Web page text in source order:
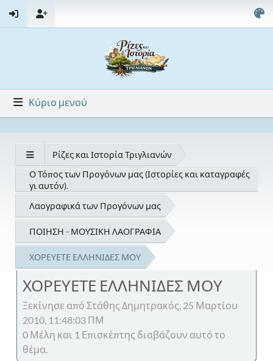
Κύριο μενού
Ρίζες και Ιστορία Τριγλιανών
Ο Τόπος των Προγόνων μας (Ιστορίες και καταγραφές
γι αυτόν).
Λαογραφικά των Προγόνων μας
ΠΟΙΗΣΗ - ΜΟΥΣΙΚΗ ΛΑΟΓΡΑΦΙΑ
ΧΟΡΕΥΕΤΕ ΕΛΛΗΝΙΔΕΣ ΜΟΥ
ΧΟΡΕΥΕΤΕ ΕΛΛΗΝΙΔΕΣ ΜΟΥ
Ξεκίνησε από Στάθης Δημητρακός, 25 Μαρτίου
2010, 11:48:03 ΠΜ
0 Μέλη και 1 Επισκέπτης διαβάζουν αυτό το
θέμα.